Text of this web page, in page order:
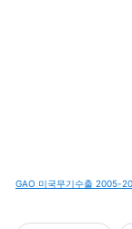
GAO 미국무기수출 2005-